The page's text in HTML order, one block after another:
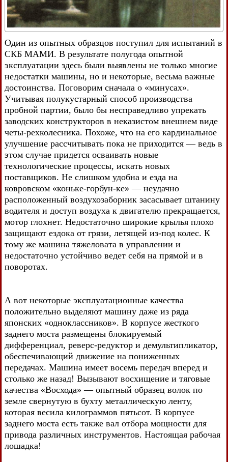
Один из опытных образцов поступил для испытаний в
СКБ МАМИ. В результате полугода опытной
эксплуатации здесь были выявлены не только многие
недостатки машины, но и некоторые, весьма важные
достоинства. Поговорим сначала о «минусах».
Учитывая полукустарный способ производства
пробной партии, было бы несправедливо упрекать
заводских конструкторов в неказистом внешнем виде
четы-рехколесника. Похоже, что на его кардинальное
улучшение рассчитывать пока не приходится — ведь в
этом случае придется осваивать новые
технологические процессы, искать новых
поставщиков. Не слишком удобна и езда на
ковровском «коньке-горбун-ке» — неудачно
расположенный воздухозаборник засасывает штанину
водителя и доступ воздуха к двигателю прекращается,
мотор глохнет. Недостаточно широкие крылья плохо
защищают ездока от грязи, летящей из-под колес. К
тому же машина тяжеловата в управлении и
недостаточно устойчиво ведет себя на прямой и в
поворотах.
А вот некоторые эксплуатационные качества
положительно выделяют машину даже из ряда
японских «одноклассников». В корпусе жесткого
заднего моста размещены блокируемый
дифференциал, реверс-редуктор и демультипликатор,
обеспечивающий движение на пониженных
передачах. Машина имеет восемь передач вперед и
столько же назад! Вызывают восхищение и тяговые
качества «Восхода» — опытный образец волок по
земле свернутую в бухту металлическую ленту,
которая весила килограммов пятьсот. В корпусе
заднего моста есть также вал отбора мощности для
привода различных инструментов. Настоящая рабочая
лошадка!